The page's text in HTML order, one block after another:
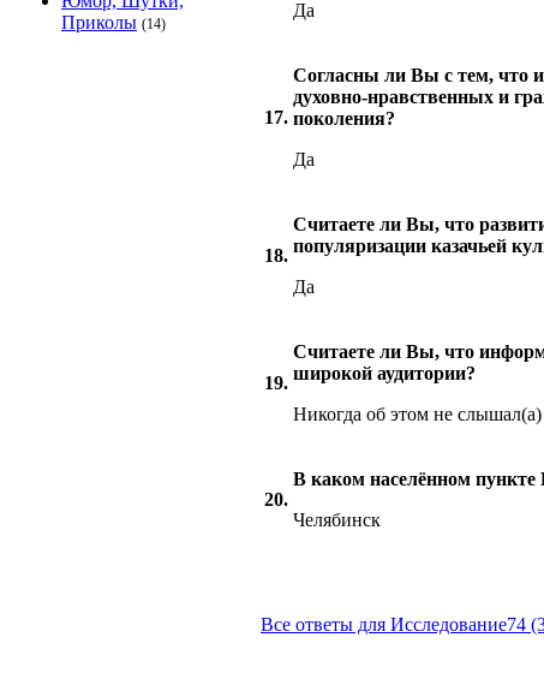
Приколы (14)
Да
17.
Согласны ли Вы с тем, что
духовно-нравственных и
поколения?
Да
18.
Считаете ли Вы, что
популяризации казачьей
Да
19.
Считаете ли Вы, что
широкой аудитории?
Никогда об этом не слышал(а)
20.
В каком населённом
Челябинск
Все ответы для Исследование74